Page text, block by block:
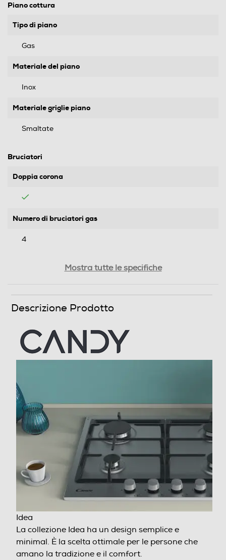
Piano cottura
Tipo di piano
Gas
Materiale del piano
Inox
Materiale griglie piano
Smaltate
Bruciatori
Doppia corona
Numero di bruciatori gas
4
Funzioni e Plus
Tipo di accensione
Elettronica nelle manopole
Dettagli strutturali
Numero griglie del piano
Consumi
9,25
Dimensioni - Peso
Mostra tutte le specifiche
Descrizione Prodotto
Idea
La collezione Idea ha un design semplice e minimal.
È la scelta ottimale per le persone che amano la
tradizione e il comfort.